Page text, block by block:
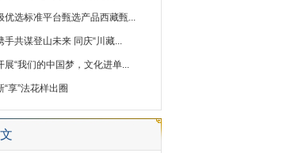
优选标准平台甄选产品西藏甄...
手共谋登山未来 同庆“川藏...
展“我们的中国梦，文化进单...
享”法花样出圈